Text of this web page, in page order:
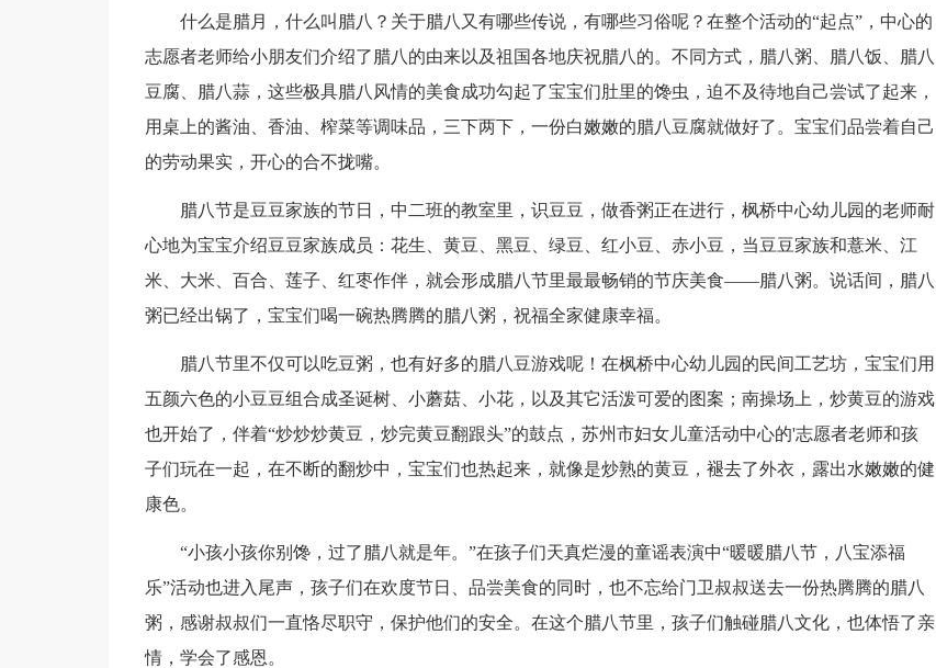
什么是腊月，什么叫腊八？关于腊八又有哪些传说，有哪些习俗呢？在整个活动的“起点”，中心的
志愿者老师给小朋友们介绍了腊八的由来以及祖国各地庆祝腊八的。不同方式，腊八粥、腊八饭、腊八
豆腐、腊八蒜，这些极具腊八风情的美食成功勾起了宝宝们肚里的馋虫，迫不及待地自己尝试了起来，
用桌上的酱油、香油、榨菜等调味品，三下两下，一份白嫩嫩的腊八豆腐就做好了。宝宝们品尝着自己
的劳动果实，开心的合不拢嘴。
腊八节是豆豆家族的节日，中二班的教室里，识豆豆，做香粥正在进行，枫桥中心幼儿园的老师耐
心地为宝宝介绍豆豆家族成员：花生、黄豆、黑豆、绿豆、红小豆、赤小豆，当豆豆家族和薏米、江
米、大米、百合、莲子、红枣作伴，就会形成腊八节里最最畅销的节庆美食——腊八粥。说话间，腊八
粥已经出锅了，宝宝们喝一碗热腾腾的腊八粥，祝福全家健康幸福。
腊八节里不仅可以吃豆粥，也有好多的腊八豆游戏呢！在枫桥中心幼儿园的民间工艺坊，宝宝们用
五颜六色的小豆豆组合成圣诞树、小蘑菇、小花，以及其它活泼可爱的图案；南操场上，炒黄豆的游戏
也开始了，伴着“炒炒炒黄豆，炒完黄豆翻跟头”的鼓点，苏州市妇女儿童活动中心的'志愿者老师和孩
子们玩在一起，在不断的翻炒中，宝宝们也热起来，就像是炒熟的黄豆，褪去了外衣，露出水嫩嫩的健
康色。
“小孩小孩你别馋，过了腊八就是年。”在孩子们天真烂漫的童谣表演中“暖暖腊八节，八宝添福
乐”活动也进入尾声，孩子们在欢度节日、品尝美食的同时，也不忘给门卫叔叔送去一份热腾腾的腊八
粥，感谢叔叔们一直恪尽职守，保护他们的安全。在这个腊八节里，孩子们触碰腊八文化，也体悟了亲
情，学会了感恩。